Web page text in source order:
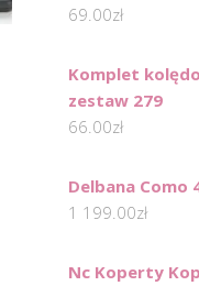
69.00zł
Komplet
zestaw 279
66.00zł
Delbana Como
1 199.00zł
Nc Koperty